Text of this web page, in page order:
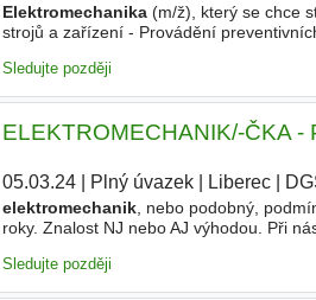
Elektromechanika(m/ž), který se chce
strojů a zařízení - Provádění
Sledujte později
ELEKTROMECHANIK/-ČKA
05.03.24| Plný úvazek| Liberec|
elektromechanik, nebo podobný,
roky. Znalost NJ nebo AJ výhodou. Při
Sledujte později